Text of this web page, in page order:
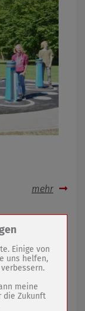
mehr
/
/ SPAM
Einige von
uns helfen,
meine
die Zukunft